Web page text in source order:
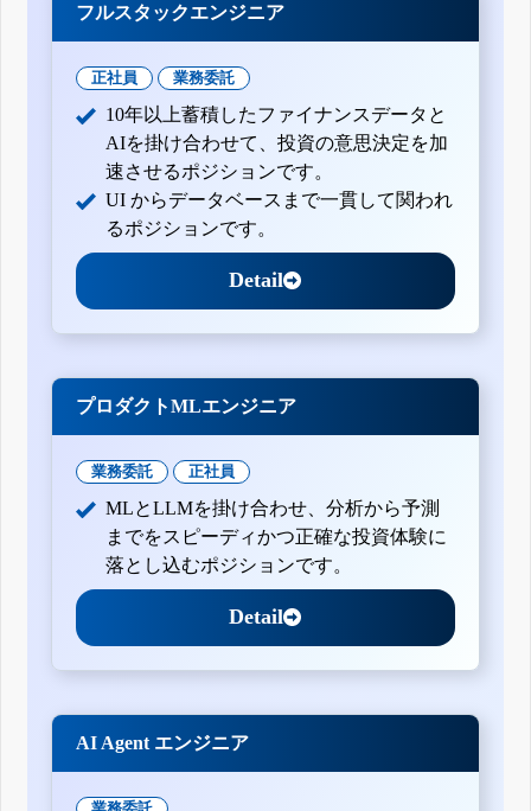
フルスタックエンジニア
正社員 業務委託
10年以上蓄積したファイナンスデータと
AIを掛け合わせて、投資の意思決定を加
速させるポジションです。
UI からデータベースまで一貫して関われ
るポジションです。
Detail
プロダクトMLエンジニア
業務委託 正社員
MLとLLMを掛け合わせ、分析から予測
までをスピーディかつ正確な投資体験に
落とし込むポジションです。
Detail
AI Agent エンジニア